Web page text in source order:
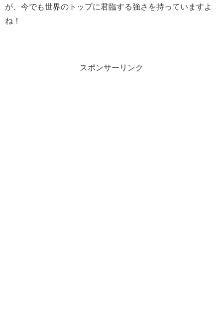
が、今でも世界のトップに君臨する強さを持っていますよ
ね！
スポンサーリンク